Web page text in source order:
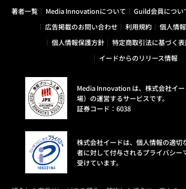
著者一覧 Media Innovationについて Guild会員につい
広告掲載のお問い合わせ
利用規約
個人情
個人情報保護方針
特定商取引法に基づく
イードからのリリース情報
Media Innovation は、株式会社イー
場）の運営するサービスです。
証券コード：6038
株式会社イードは、個人情報の適切
者に対して付与されるプライバシー
受けています。